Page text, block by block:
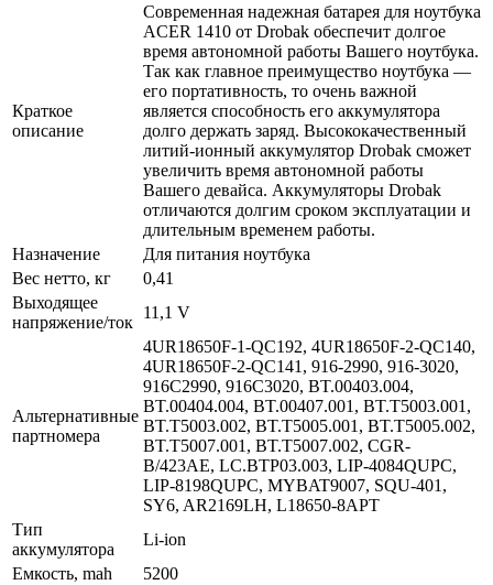
Краткое
описание
Современная надежная батарея для ноутбука
ACER 1410 от Drobak обеспечит долгое
время автономной работы Вашего ноутбука.
Так как главное преимущество ноутбука —
его портативность, то очень важной
является способность его аккумулятора
долго держать заряд. Высококачественный
литий-ионный аккумулятор Drobak сможет
увеличить время автономной работы
Вашего девайса. Аккумуляторы Drobak
отличаются долгим сроком эксплуатации и
длительным временем работы.
Назначение
Для питания ноутбука
Вес нетто, кг
0,41
Выходящее
напряжение/ток
11,1 V
Альтернативные
партномера
4UR18650F-1-QC192, 4UR18650F-2-QC140,
4UR18650F-2-QC141, 916-2990, 916-3020,
916C2990, 916C3020, BT.00403.004,
BT.00404.004, BT.00407.001, BT.T5003.001,
BT.T5003.002, BT.T5005.001, BT.T5005.002,
BT.T5007.001, BT.T5007.002, CGR-
B/423AE, LC.BTP03.003, LIP-4084QUPC,
LIP-8198QUPC, MYBAT9007, SQU-401,
SY6, AR2169LH, L18650-8APT
Тип
аккумулятора
Li-ion
Емкость, mah
5200